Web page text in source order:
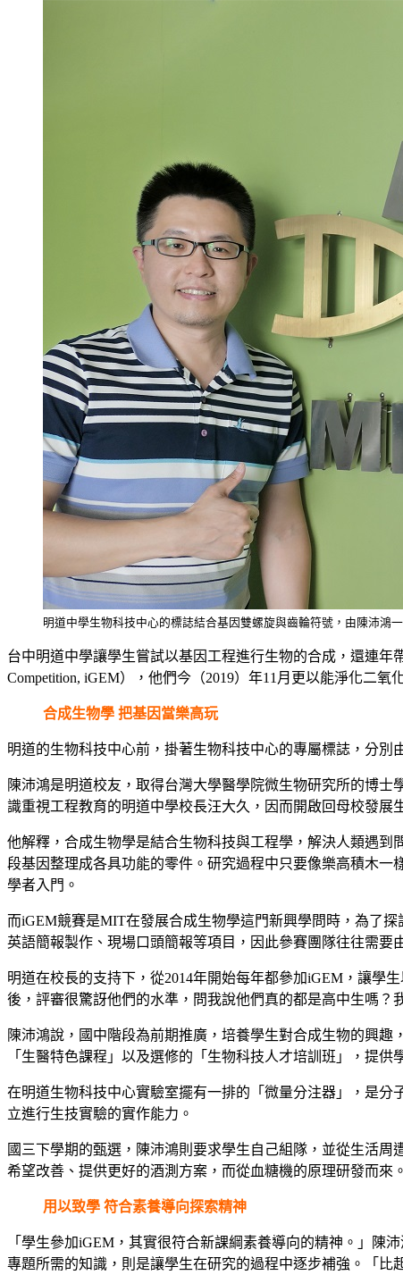
明道中學生物科技中心的標誌結合基因雙螺旋與齒輪符號，由陳沛鴻
台中明道中學讓學生嘗試以基因工程進行生物的合成，還連年
Competition, iGEM），他們今（2019）年11月更以能淨化二
合成生物學 把基因當樂高玩
明道的生物科技中心前，掛著生物科技中心的專屬標誌，分
陳沛鴻是明道校友，取得台灣大學醫學院微生物研究所的博
識重視工程教育的明道中學校長汪大久，因而開啟回母校發展
他解釋，合成生物學是結合生物科技與工程學，解決人類遇
段基因整理成各具功能的零件。研究過程中只要像樂高積木
學者入門。
而iGEM競賽是MIT在發展合成生物學這門新興學問時，為了
英語簡報製作、現場口頭簡報等項目，因此參賽團隊往往需要
明道在校長的支持下，從2014年開始每年都參加iGEM，讓學
後，評審很驚訝他們的水準，問我說他們真的都是高中生嗎？
陳沛鴻說，國中階段為前期推廣，培養學生對合成生物的興
「生醫特色課程」以及選修的「生物科技人才培訓班」，提
在明道生物科技中心實驗室擺有一排的「微量分注器」，是
立進行生技實驗的實作能力。
國三下學期的甄選，陳沛鴻則要求學生自己組隊，並從生活
希望改善、提供更好的酒測方案，而從血糖機的原理研發而來。
用以致學 符合素養導向探索精神
「學生參加iGEM，其實很符合新課綱素養導向的精神。」陳
專題所需的知識，則是讓學生在研究的過程中逐步補強。「